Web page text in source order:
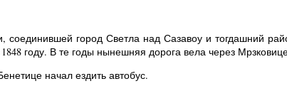
соединившей город Светла над Сазавоу и тогдашний
году. В те годы нынешняя дорога вела через
начал ездить автобус.